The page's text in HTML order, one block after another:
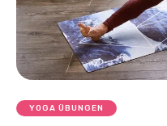
YOGA ÜBUNGEN